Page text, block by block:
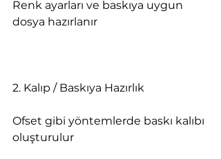
Renk ayarları ve baskıya uygun
dosya hazırlanır
2. Kalıp / Baskıya Hazırlık
Ofset gibi yöntemlerde baskı kalıbı
oluşturulur